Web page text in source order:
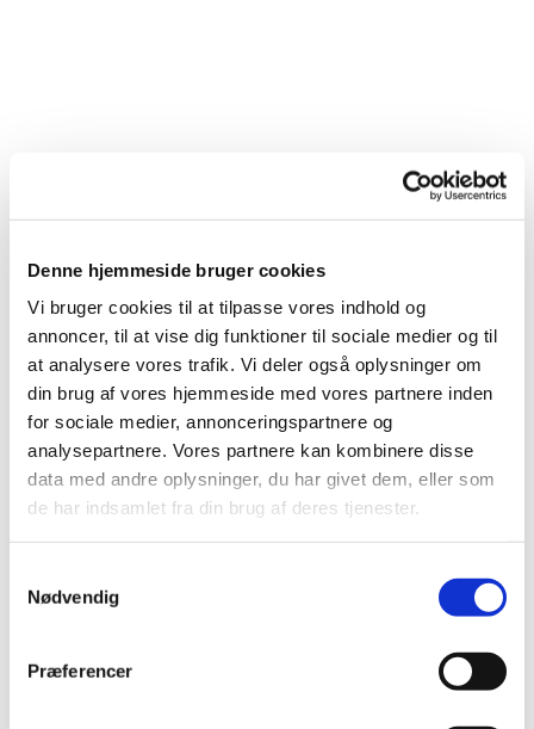
Denne hjemmeside bruger cookies
Vi bruger cookies til at tilpasse vores indhold og
annoncer, til at vise dig funktioner til sociale medier og til
at analysere vores trafik. Vi deler også oplysninger om
din brug af vores hjemmeside med vores partnere inden
for sociale medier, annonceringspartnere og
analysepartnere. Vores partnere kan kombinere disse
data med andre oplysninger, du har givet dem, eller som
de har indsamlet fra din brug af deres tjenester.
Nødvendig
Præferencer
Du vil måske også kunne
lide...